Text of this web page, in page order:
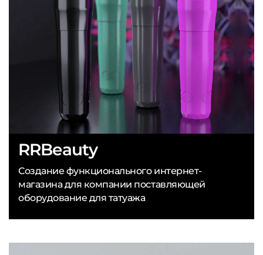
RRBeauty
Создание функционального интернет-
магазина для компании поставляющей
оборудование для татуажа